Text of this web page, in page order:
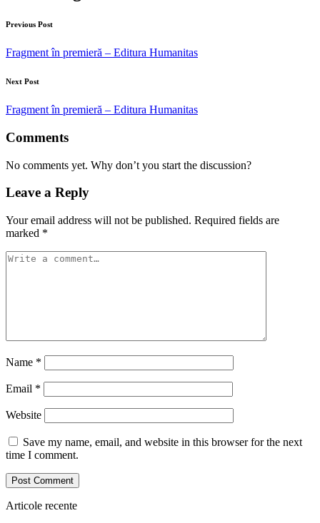
Previous Post
Fragment în premieră – Editura Humanitas
Next Post
Fragment în premieră – Editura Humanitas
Comments
No comments yet. Why don’t you start the discussion?
Leave a Reply
Your email address will not be published. Required fields are
marked *
Name *
Email *
Website
Save my name, email, and website in this browser for the next
time I comment.
Articole recente